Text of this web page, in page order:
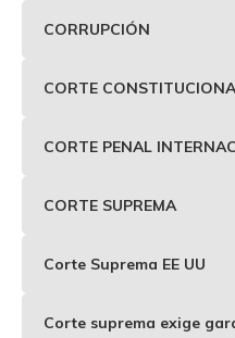
CORRUPCIÓN
CORTE
CORTE PENAL
CORTE SUPREMA
Corte Suprema EE UU
Corte suprema exige